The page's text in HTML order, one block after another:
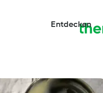
Entdecken